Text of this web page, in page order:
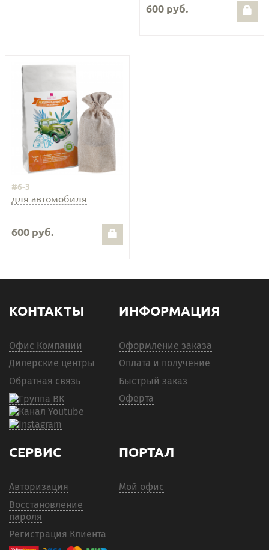
600 руб.
#6-3
для автомобиля
600 руб.
КОНТАКТЫ
Офис Компании
Дилерские центры
Обратная связь
ИНФОРМАЦИЯ
Оформление заказа
Оплата и получение
Быстрый заказ
Оферта
СЕРВИС
Авторизация
Восстановление
пароля
Регистрация Клиента
ПОРТАЛ
Мой офис